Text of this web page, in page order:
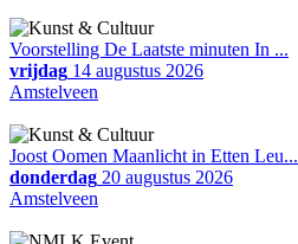
Voorstelling De Laatste minuten In ...
vrijdag 14 augustus 2026
Amstelveen
Joost Oomen Maanlicht in Etten Leu...
donderdag 20 augustus 2026
Amstelveen